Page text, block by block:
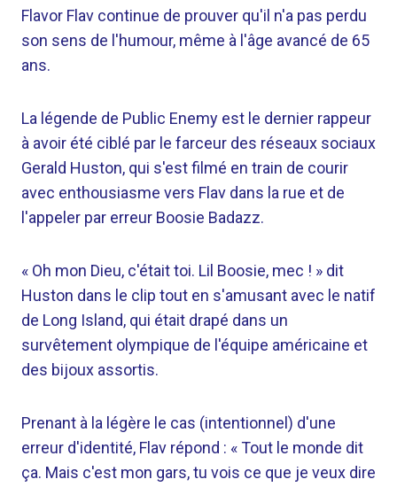
Flavor Flav continue de prouver qu'il n'a pas perdu
son sens de l'humour, même à l'âge avancé de 65
ans.
La légende de Public Enemy est le dernier rappeur
à avoir été ciblé par le farceur des réseaux sociaux
Gerald Huston, qui s'est filmé en train de courir
avec enthousiasme vers Flav dans la rue et de
l'appeler par erreur Boosie Badazz.
« Oh mon Dieu, c'était toi. Lil Boosie, mec ! » dit
Huston dans le clip tout en s'amusant avec le natif
de Long Island, qui était drapé dans un
survêtement olympique de l'équipe américaine et
des bijoux assortis.
Prenant à la légère le cas (intentionnel) d'une
erreur d'identité, Flav répond : « Tout le monde dit
ça. Mais c'est mon gars, tu vois ce que je veux dire